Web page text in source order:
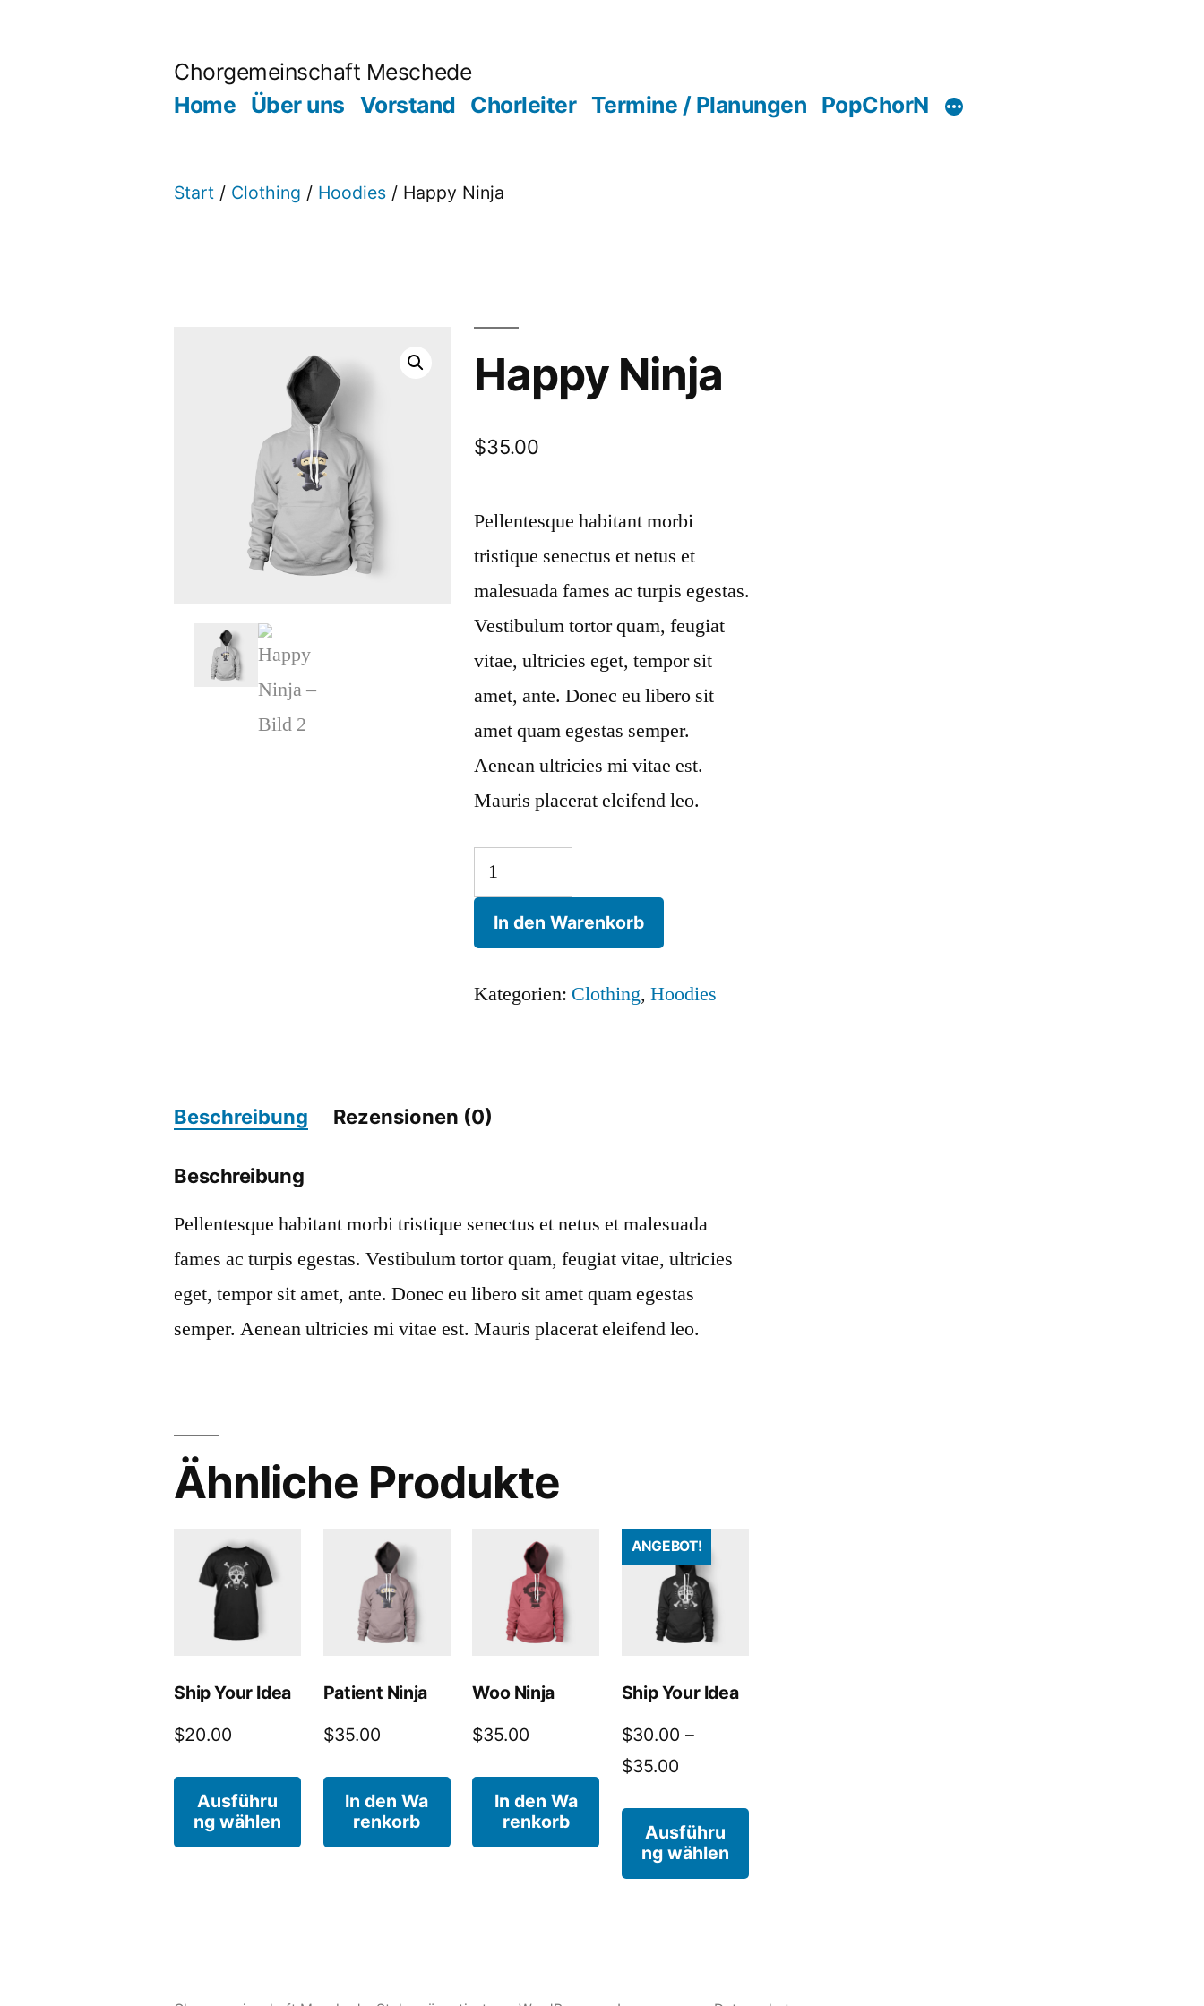
Chorgemeinschaft Meschede
Home Über uns Vorstand Chorleiter Termine / Planungen PopChorN
Start / Clothing / Hoodies / Happy Ninja
Happy Ninja
$35.00
Pellentesque habitant morbi
tristique senectus et netus et
malesuada fames ac turpis egestas.
Vestibulum tortor quam, feugiat
vitae, ultricies eget, tempor sit
amet, ante. Donec eu libero sit
amet quam egestas semper.
Aenean ultricies mi vitae est.
Mauris placerat eleifend leo.
Happy
Ninja
Menge
In den Warenkorb
Kategorien: Clothing,Hoodies
Beschreibung Rezensionen (0)
Beschreibung
Pellentesque habitant morbi tristique senectus et netus et malesuada
fames ac turpis egestas. Vestibulum tortor quam, feugiat vitae, ultricies
eget, tempor sit amet, ante. Donec eu libero sit amet quam egestas
semper. Aenean ultricies mi vitae est. Mauris placerat eleifend leo.
Ähnliche Produkte
Ship Your Idea
$20.00
Ausführu
ng wählen
Dieses
Produkt
Patient Ninja
$35.00
In den Wa
renkorb
Woo Ninja
$35.00
In den Wa
renkorb
ANGEBOT!
Ship Your Idea
$30.00 –
$35.00Preisspanne:
bis
$35.00
Ausführu
ng wählen
auf.